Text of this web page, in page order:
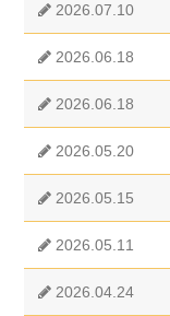
2026.07.10
2026.06.18
2026.06.18
2026.05.20
2026.05.15
2026.05.11
2026.04.24